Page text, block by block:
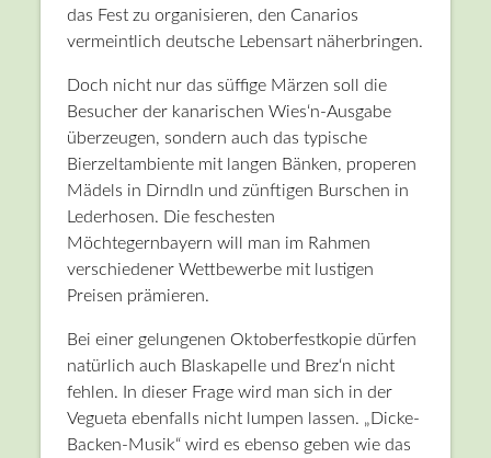
das Fest zu organisieren, den Canarios
vermeintlich deutsche Lebensart näherbringen.
Doch nicht nur das süffige Märzen soll die
Besucher der kanarischen Wies‘n-Ausgabe
überzeugen, sondern auch das typische
Bierzeltambiente mit langen Bänken, properen
Mädels in Dirndln und zünftigen Burschen in
Lederhosen. Die feschesten
Möchtegernbayern will man im Rahmen
verschiedener Wettbewerbe mit lustigen
Preisen prämieren.
Bei einer gelungenen Oktoberfestkopie dürfen
natürlich auch Blaskapelle und Brez‘n nicht
fehlen. In dieser Frage wird man sich in der
Vegueta ebenfalls nicht lumpen lassen. „Dicke-
Backen-Musik“ wird es ebenso geben wie das